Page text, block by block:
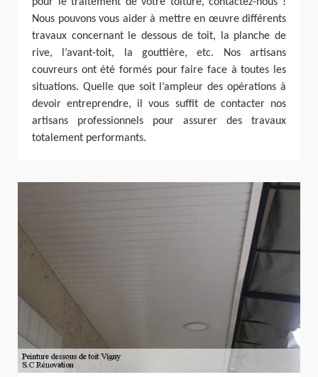
pour le traitement de votre toiture, contactez-nous !
Nous pouvons vous aider à mettre en œuvre différents
travaux concernant le dessous de toit, la planche de
rive, l’avant-toit, la gouttière, etc. Nos artisans
couvreurs ont été formés pour faire face à toutes les
situations. Quelle que soit l’ampleur des opérations à
devoir entreprendre, il vous suffit de contacter nos
artisans professionnels pour assurer des travaux
totalement performants.